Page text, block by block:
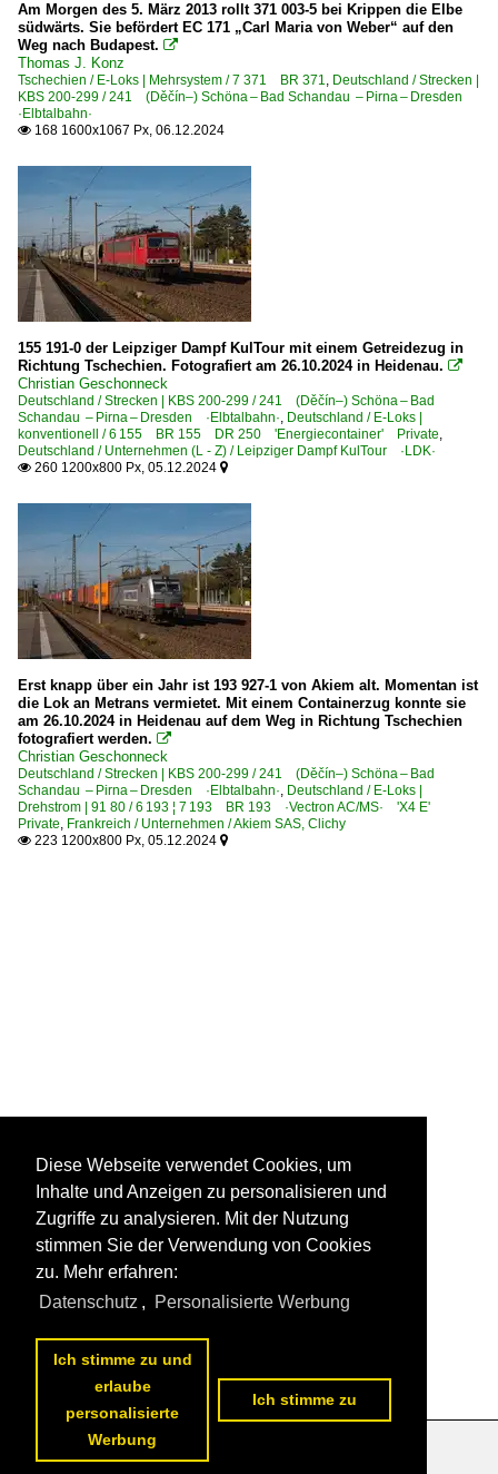
Am Morgen des 5. März 2013 rollt 371 003-5 bei Krippen die Elbe
südwärts. Sie befördert EC 171 „Carl Maria von Weber“ auf den
Weg nach Budapest. 
Thomas J. Konz
Tschechien / E-Loks | Mehrsystem / 7 371 BR 371, Deutschland / Strecken |
KBS 200-299 / 241 (Děčín–) Schöna – Bad Schandau – Pirna – Dresden
·Elbtalbahn·
 168 1600x1067 Px, 06.12.2024
155 191-0 der Leipziger Dampf KulTour mit einem Getreidezug in
Richtung Tschechien. Fotografiert am 26.10.2024 in Heidenau. 
Christian Geschonneck
Deutschland / Strecken | KBS 200-299 / 241 (Děčín–) Schöna – Bad
Schandau – Pirna – Dresden ·Elbtalbahn·, Deutschland / E-Loks |
konventionell / 6 155 BR 155 DR 250 'Energiecontainer' Private,
Deutschland / Unternehmen (L - Z) / Leipziger Dampf KulTour ·LDK·
 260 1200x800 Px, 05.12.2024 
Erst knapp über ein Jahr ist 193 927-1 von Akiem alt. Momentan ist
die Lok an Metrans vermietet. Mit einem Containerzug konnte sie
am 26.10.2024 in Heidenau auf dem Weg in Richtung Tschechien
fotografiert werden. 
Christian Geschonneck
Deutschland / Strecken | KBS 200-299 / 241 (Děčín–) Schöna – Bad
Schandau – Pirna – Dresden ·Elbtalbahn·, Deutschland / E-Loks |
Drehstrom | 91 80 / 6 193 ¦ 7 193 BR 193 ·Vectron AC/MS· 'X4 E'
Private, Frankreich / Unternehmen / Akiem SAS, Clichy
 223 1200x800 Px, 05.12.2024 
Datenschutzerklärung
Diese Webseite verwendet Cookies, um
Inhalte und Anzeigen zu personalisieren und
Zugriffe zu analysieren. Mit der Nutzung
stimmen Sie der Verwendung von Cookies
zu. Mehr erfahren:
Datenschutz , Personalisierte Werbung
Ich stimme zu und
erlaube
personalisierte
Werbung
Ich stimme zu